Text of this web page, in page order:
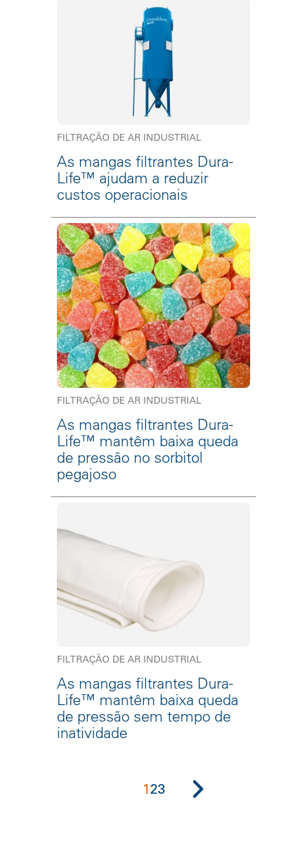
FILTRAÇÃO DE AR INDUSTRIAL
As mangas filtrantes Dura-
Life™ ajudam a reduzir
custos operacionais
FILTRAÇÃO DE AR INDUSTRIAL
As mangas filtrantes Dura-
Life™ mantêm baixa queda
de pressão no sorbitol
pegajoso
FILTRAÇÃO DE AR INDUSTRIAL
As mangas filtrantes Dura-
Life™ mantêm baixa queda
de pressão sem tempo de
inatividade
123